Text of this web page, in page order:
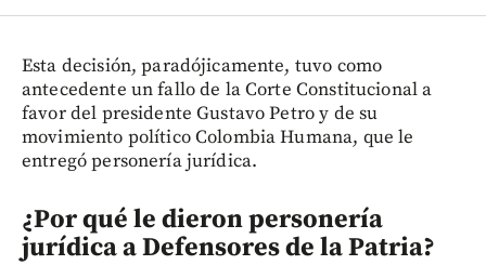
Esta decisión, paradójicamente, tuvo como
antecedente un fallo de la Corte Constitucional a
favor del presidente Gustavo Petro y de su
movimiento político Colombia Humana, que le
entregó personería jurídica.
¿Por qué le dieron personería
jurídica a Defensores de la Patria?